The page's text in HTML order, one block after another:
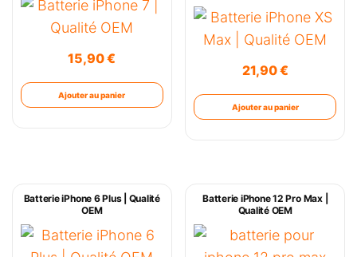
15,90€
Ajouter au panier
21,90€
Ajouter au panier
Batterie iPhone 6 Plus | Qualité
OEM
Batterie iPhone 12 Pro Max |
Qualité OEM